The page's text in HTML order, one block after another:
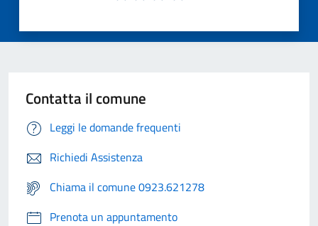
Contatta il comune
Leggi le domande frequenti
Richiedi Assistenza
Chiama il comune 0923.621278
Prenota un appuntamento